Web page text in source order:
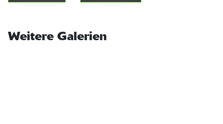
Weitere Galerien